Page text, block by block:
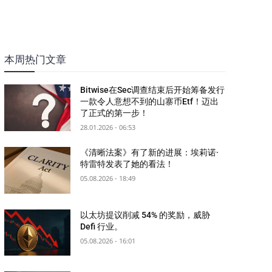
本周热门文章
Bitwise在Sec调查结束后开始筹备发行
一款令人意想不到的山寨币Etf！迈出
了正式的第一步！
28.01.2026 - 06:53
《清晰法案》有了新的进展：埃莉诺·
特雷特发表了她的看法！
05.08.2026 - 18:49
以太坊提议削减 54% 的奖励，威胁
Defi 行业。
05.08.2026 - 16:01